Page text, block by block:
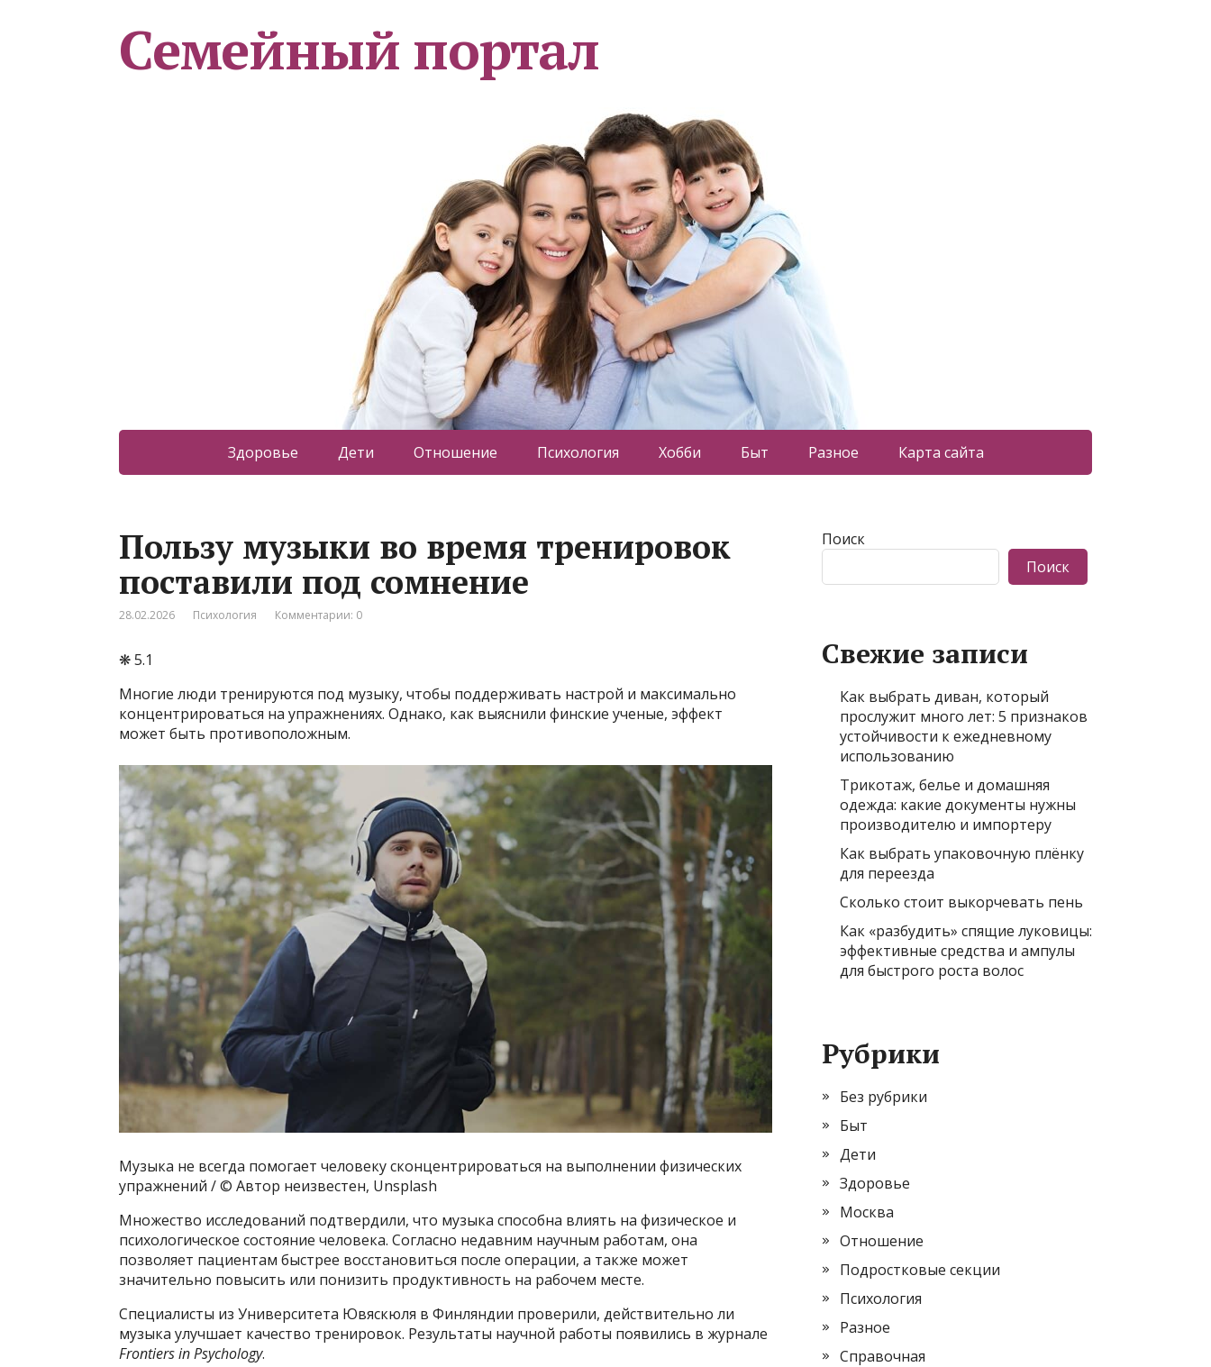
Семейный портал
Здоровье Дети Отношение Психология Хобби Быт Разное Карта сайта
Пользу музыки во время тренировок
поставили под сомнение
28.02.2026 Психология Комментарии: 0
❋ 5.1
Многие люди тренируются под музыку, чтобы поддерживать настрой и максимально
концентрироваться на упражнениях. Однако, как выяснили финские ученые, эффект
может быть противоположным.
Музыка не всегда помогает человеку сконцентрироваться на выполнении физических
упражнений / © Автор неизвестен, Unsplash
Множество исследований подтвердили, что музыка способна влиять на физическое и
психологическое состояние человека. Согласно недавним научным работам, она
позволяет пациентам быстрее восстановиться после операции, а также может
значительно повысить или понизить продуктивность на рабочем месте.
Специалисты из Университета Ювяскюля в Финляндии проверили, действительно ли
музыка улучшает качество тренировок. Результаты научной работы появились в журнале
Frontiers in Psychology.
Поиск
Поиск
Свежие записи
Как выбрать диван, который
прослужит много лет: 5 признаков
устойчивости к ежедневному
использованию
Трикотаж, белье и домашняя
одежда: какие документы нужны
производителю и импортеру
Как выбрать упаковочную плёнку
для переезда
Сколько стоит выкорчевать пень
Как «разбудить» спящие луковицы:
эффективные средства и ампулы
для быстрого роста волос
Рубрики
Без рубрики
Быт
Дети
Здоровье
Москва
Отношение
Подростковые секции
Психология
Разное
Справочная